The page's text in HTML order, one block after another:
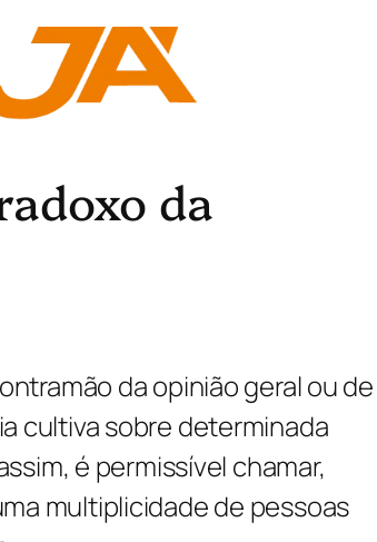
da
da opinião geral ou de
cultiva sobre determinada
é permissível chamar,
multiplicidade de pessoas